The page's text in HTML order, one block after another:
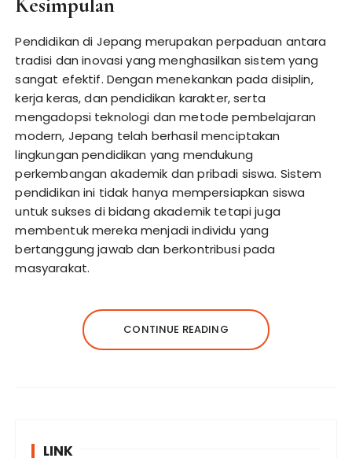
Pendidikan di Jepang merupakan perpaduan antara
tradisi dan inovasi yang menghasilkan sistem yang
sangat efektif. Dengan menekankan pada disiplin,
kerja keras, dan pendidikan karakter, serta
mengadopsi teknologi dan metode pembelajaran
modern, Jepang telah berhasil menciptakan
lingkungan pendidikan yang mendukung
perkembangan akademik dan pribadi siswa. Sistem
pendidikan ini tidak hanya mempersiapkan siswa
untuk sukses di bidang akademik tetapi juga
membentuk mereka menjadi individu yang
bertanggung jawab dan berkontribusi pada
masyarakat.
CONTINUE READING
LINK